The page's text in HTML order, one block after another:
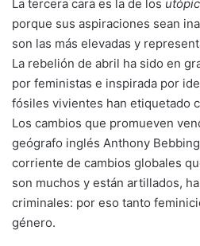
La tercera cara es la de los
porque sus aspiraciones sean
son las más elevadas y
La rebelión de abril ha sido en
por feministas e inspirada por
fósiles vivientes han etiquetado
Los cambios que promueven
geógrafo inglés Anthony
corriente de cambios globales
son muchos y están artillados,
criminales: por eso tanto
género.